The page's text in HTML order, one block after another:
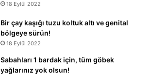
18 Eylül 2022
Bir çay kaşığı tuzu koltuk altı ve genital
bölgeye sürün!
18 Eylül 2022
Sabahları 1 bardak için, tüm göbek
yağlarınız yok olsun!